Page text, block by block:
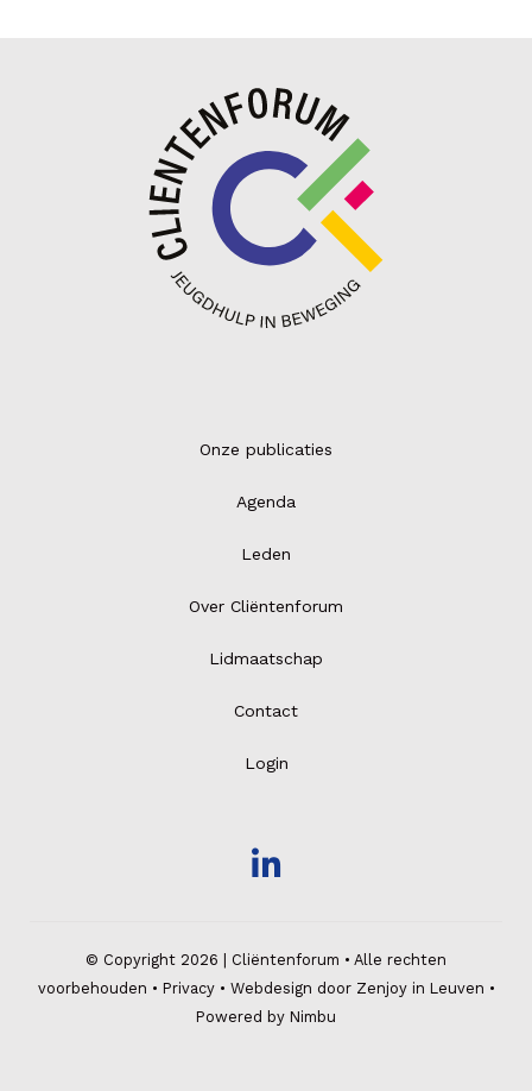
Onze publicaties
Agenda
Leden
Over Cliëntenforum
Lidmaatschap
Contact
Login
© Copyright 2026 | Cliëntenforum • Alle rechten
voorbehouden • Privacy • Webdesign door Zenjoy in Leuven •
Powered by Nimbu